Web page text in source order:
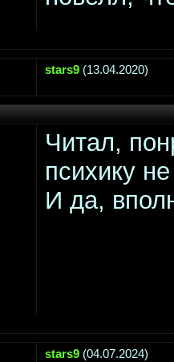
stars9 (13.04.2020)
Читал,
психику
И да,
stars9 (04.07.2024)